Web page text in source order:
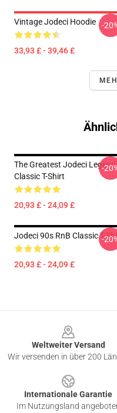
Vintage Jodeci Hoodie
33,93 £ - 39,46 £
-
The Greatest Jodeci Legend
Classic T-Shirt
20,93 £ - 24,09 £
-
Jodeci 90s RnB Classic T-
20,93 £ - 24,09 £
-
Weltweiter Versand
Wir versenden in über 200
Internationale Garantie
Im Nutzungsland